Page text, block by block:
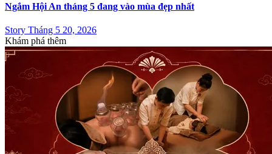
Ngắm Hội An tháng 5 đang vào mùa đẹp nhất
Story Tháng 5 20, 2026
Khám phá thêm